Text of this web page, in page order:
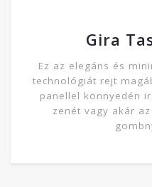
Gira
Ez az elegáns és
technológiát rejt
panellel könnyedén
zenét vagy akár